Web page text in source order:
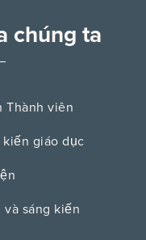
chúng ta
Thành viên
​​giáo dục
sáng kiến